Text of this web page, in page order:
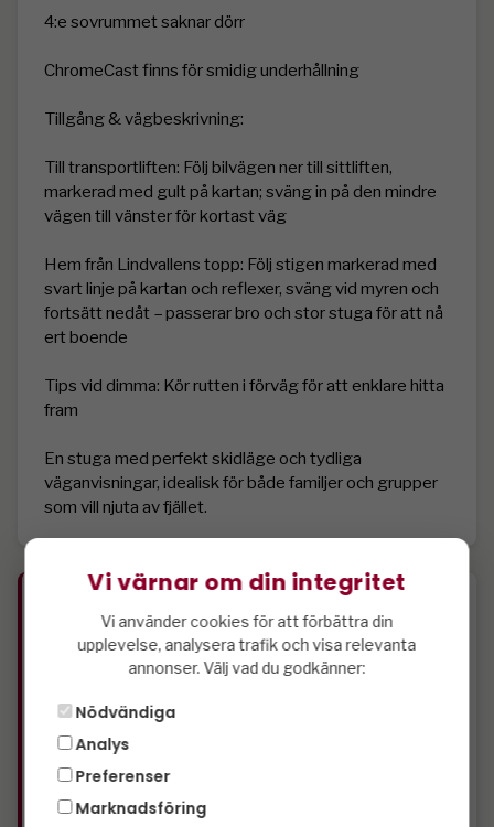
4:e sovrummet saknar dörr
ChromeCast finns för smidig underhållning
Tillgång & vägbeskrivning:
Till transportliften: Följ bilvägen ner till sittliften,
markerad med gult på kartan; sväng in på den mindre
vägen till vänster för kortast väg
Hem från Lindvallens topp: Följ stigen markerad med
svart linje på kartan och reflexer, sväng vid myren och
fortsätt nedåt – passerar bro och stor stuga för att nå
ert boende
Tips vid dimma: Kör rutten i förväg för att enklare hitta
fram
En stuga med perfekt skidläge och tydliga
väganvisningar, idealisk för både familjer och grupper
Specifikation
3 st sovrum
2 st wc
1 st våningar
1 st dubbelsängar
5 st enkelsängar
Vi värnar om din integritet
Vi använder cookies för att förbättra din
upplevelse, analysera trafik och visa relevanta
annonser. Välj vad du godkänner:
Nödvändiga
Analys
Preferenser
Marknadsföring